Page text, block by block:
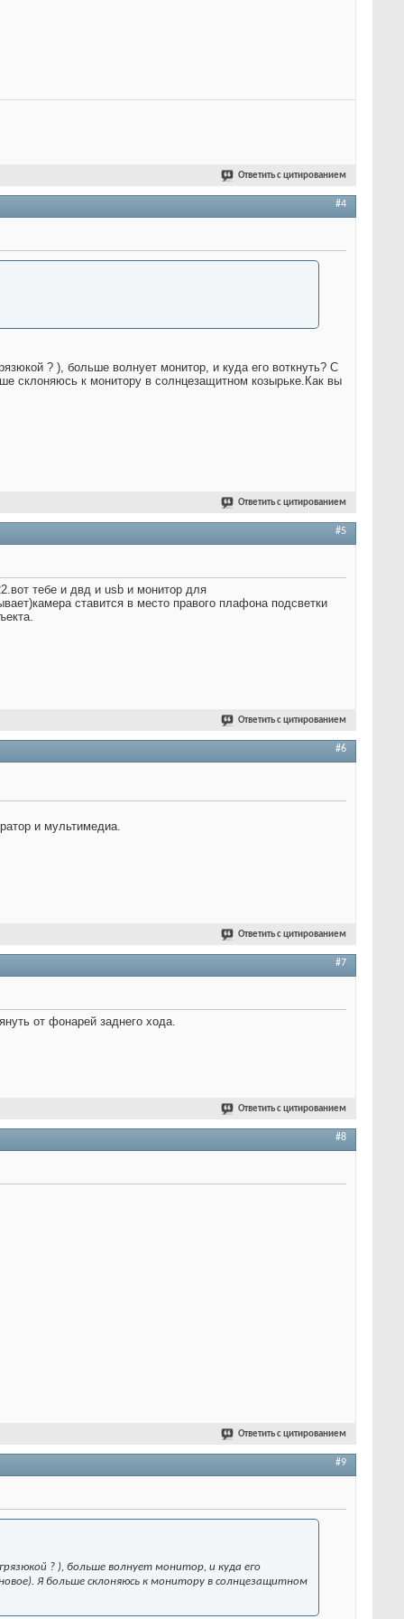
Ответить с цитированием
#4
? ), больше волнует монитор, и куда его воткнуть? С
склоняюсь к монитору в солнцезащитном козырьке.Как вы
Ответить с цитированием
#5
тебе и двд и usb и монитор для
ставится в место правого плафона подсветки
Ответить с цитированием
#6
и мультимедиа.
Ответить с цитированием
#7
от фонарей заднего хода.
Ответить с цитированием
#8
Ответить с цитированием
#9
? ), больше волнует монитор, и куда его
Я больше склоняюсь к монитору в солнцезащитном